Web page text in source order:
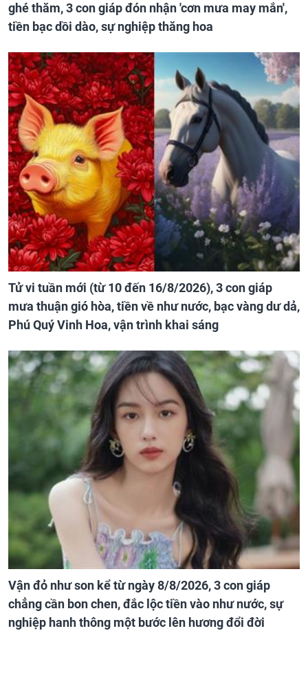
ghé thăm, 3 con giáp đón nhận 'cơn mưa may mắn',
tiền bạc dồi dào, sự nghiệp thăng hoa
Tử vi tuần mới (từ 10 đến 16/8/2026), 3 con giáp
mưa thuận gió hòa, tiền về như nước, bạc vàng dư dả,
Phú Quý Vinh Hoa, vận trình khai sáng
Vận đỏ như son kể từ ngày 8/8/2026, 3 con giáp
chẳng cần bon chen, đắc lộc tiền vào như nước, sự
nghiệp hanh thông một bước lên hương đổi đời